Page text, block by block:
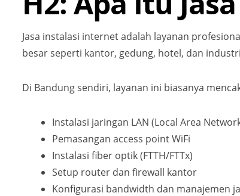
Jasa instalasi internet adalah layanan
besar seperti kantor, gedung, hotel, dan
Di Bandung sendiri, layanan ini biasanya
Instalasi jaringan LAN (Local Area
Pemasangan access point WiFi
Instalasi fiber optik (FTTH/FTTx)
Setup router dan firewall kantor
Konfigurasi bandwidth dan manajemen